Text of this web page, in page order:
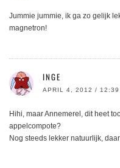
Jummie jummie, ik ga zo gelijk
magnetron!
INGE
APRIL 4, 2012 / 12:39
Hihi, maar Annemerel, dit heet
appelcompote?
Nog steeds lekker natuurlijk,